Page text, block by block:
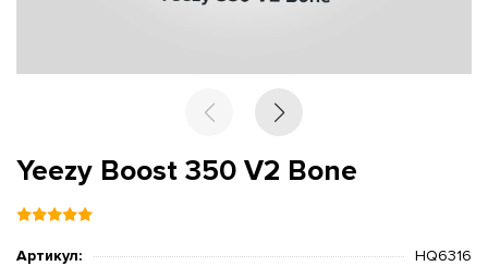
Yeezy Boost 350 V2 Bone
Артикул:
HQ6316